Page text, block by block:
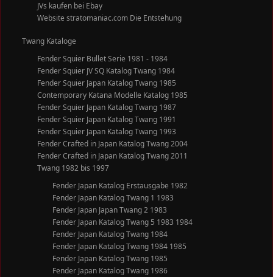
JVs kaufen bei Ebay
Website stratomaniac.com Die Entstehung
Twang Kataloge
Fender Squier Bullet Serie 1981 - 1984
Fender Squier JV SQ Katalog Twang 1984
Fender Squier Japan Katalog Twang 1985
Contemporary Katana Modelle Katalog 1985
Fender Squier Japan Katalog Twang 1987
Fender Squier Japan Katalog Twang 1991
Fender Squier Japan Katalog Twang 1993
Fender Crafted in Japan Katalog Twang 2004
Fender Crafted in Japan Katalog Twang 2011
Twang 1982 bis 1997
Fender Japan Katalog Erstausgabe 1982
Fender Japan Katalog Twang 1 1983
Fender Japan Japan Twang 2 1983
Fender Japan Katalog Twang 5 1983 1984
Fender Japan Katalog Twang 1984
Fender Japan Katalog Twang 1984 1985
Fender Japan Katalog Twang 1985
Fender Japan Katalog Twang 1986